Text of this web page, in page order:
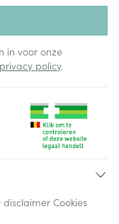
in voor onze
privacy policy.
disclaimer Cookies